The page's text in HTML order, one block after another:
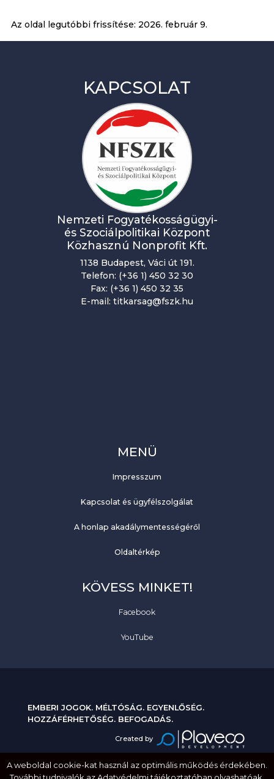
Az oldal legutóbbi frissítése: 2026. február 9.
KAPCSOLAT
Nemzeti Fogyatékosságügyi-
és Szociálpolitikai Központ
Közhasznú Nonprofit Kft.
1138 Budapest, Váci út 191.
Telefon: (+36 1) 450 32 30
Fax: (+36 1) 450 32 35
E-mail: titkarsag@fszk.hu
MENÜ
Impresszum
Kapcsolat és ügyfélszolgálat
A honlap akadálymentességéről
Oldaltérkép
KÖVESS MINKET!
Facebook
YouTube
EMBERI JOGOK. MÉLTÓSÁG. EGYENLŐSÉG.
HOZZÁFÉRHETŐSÉG. BEFOGADÁS.
Created by
A weboldal cookie-kat használ az optimális működés érdekében.